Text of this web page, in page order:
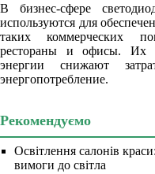
В бизнес-сфере
используются для
таких коммерческих
рестораны и офисы. Их
энергии снижают
энергопотребление.
Рекомендуємо
Освітлення салонів
вимоги до світла